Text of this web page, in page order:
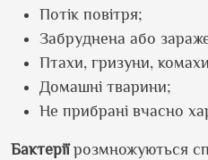
Потік повітря;
Забруднена або
Птахи, гризуни,
Домашні тварини;
Не прибрані вчасно
Бактеріїрозмножуються